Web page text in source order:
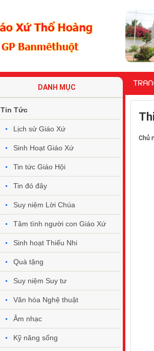
Chủ
DANH MỤC
Tin Tức
Lịch sử Giáo Xứ
Sinh Hoạt Giáo Xứ
Tin tức Giáo Hội
Tin đó đây
Suy niệm Lời Chúa
Tâm tình người con Giáo Xứ
Sinh hoạt Thiếu Nhi
Quà tặng
Suy niệm Suy tư
Văn hóa Nghệ thuật
Âm nhạc
Kỹ năng sống